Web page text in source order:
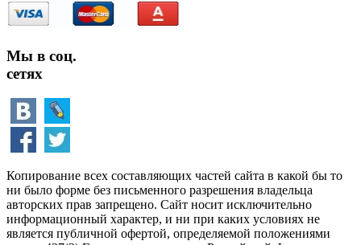
Мы в соц.
сетях
Копирование всех составляющих частей сайта в какой бы то
ни было форме без письменного разрешения владельца
авторских прав запрещено. Сайт носит исключительно
информационный характер, и ни при каких условиях не
является публичной офертой, определяемой положениями